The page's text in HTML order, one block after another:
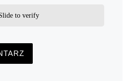
to verify